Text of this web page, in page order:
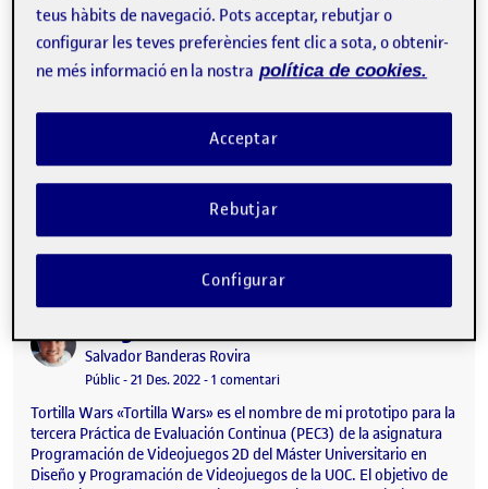
Publicat per
Publicat per
Sergio Domínguez Gimeno
Visibilitat:
Públic-Data de publicació
21 Des. 2022 -comentariel PEC 3: Super Mario Bros para
funcional. He añadido la flor de fuego, así como las tortugas que
se esconden cuando saltas sobre ellas, las cuales tienen una
pequeña IA. Adjunto el vídeo de mi gameplay en mi móvil: La
build para Android está descargable en mi repositorio de GitLab.
Long live the onion
Publicat per
Salvador Banderas Rovira
Visibilitat:
Públic-Data de publicació
21 Des. 20225 febrer, 2023 3:47 am
-1 comentaria Long live the onion
Tortilla Wars «Tortilla Wars» es el nombre de mi prototipo para la
tercera Práctica de Evaluación Continua (PEC3) de la asignatura
Programación de Videojuegos 2D del Máster Universitario en
Diseño y Programación de Videojuegos de la UOC. El objetivo de
teus hàbits de navegació. Pots acceptar, rebutjar o
configurar les teves preferències fent clic a sota, o obtenir-
ne més informació en la nostra política de cookies.
Rebutjar
Acceptar
Configurar